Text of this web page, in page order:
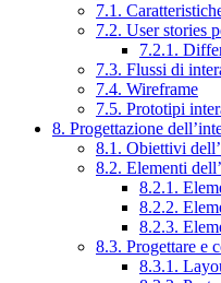
7.1.
7.2. User stories
7.2.1.
7.3. Flussi di
7.4. Wireframe
7.5. Prototipi
8. Progettazione
8.1. Obiettivi
8.2. Elementi
8.2.1.
8.2.2.
8.2.3.
8.3. Progettare e
8.3.1.